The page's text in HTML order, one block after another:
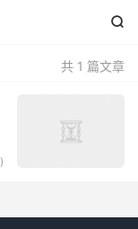

共 1 篇文章
)